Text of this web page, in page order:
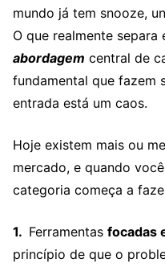
mundo já tem snooze,
O que realmente separa
abordagem central de
fundamental que fazem
entrada está um caos.
Hoje existem mais ou
mercado, e quando
categoria começa a
Ferramentas focadas
princípio de que o